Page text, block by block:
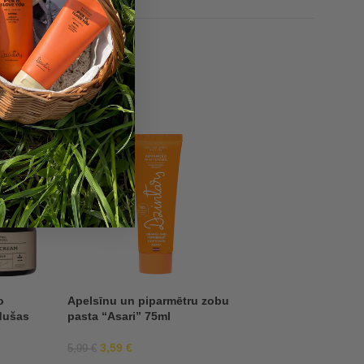
-40%
Apelsīnu un piparmētru zobu
pasta “Asari” 75ml
5,99€ 3,59 €